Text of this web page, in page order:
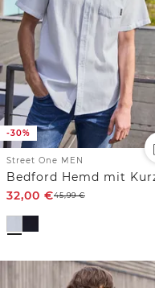
-30%
Street One MEN
32,00 €45,99€